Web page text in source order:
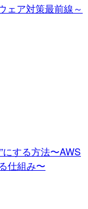
ェア対策最前線～
にする方法〜AWS
仕組み〜